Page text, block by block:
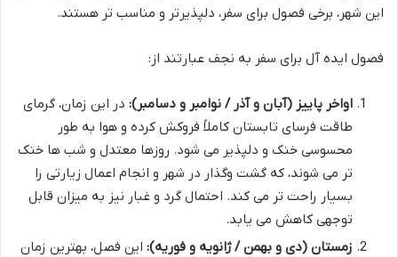
این شهر، برخی فصول برای سفر، دلپذیرتر و مناسب تر هستند.
فصول ایده آل برای سفر به نجف عبارتند از:
اواخر پاییز (آبان و آذر / نوامبر و دسامبر): در این زمان، گرمای
طاقت فرسای تابستان کاملاً فروکش کرده و هوا به طور
محسوسی خنک و دلپذیر می شود. روزها معتدل و شب ها خنک
تر می شوند، که گشت وگذار در شهر و انجام اعمال زیارتی را
بسیار راحت تر می کند. احتمال گرد و غبار نیز به میزان قابل
توجهی کاهش می یابد.
زمستان (دی و بهمن / ژانویه و فوریه): این فصل، بهترین زمان